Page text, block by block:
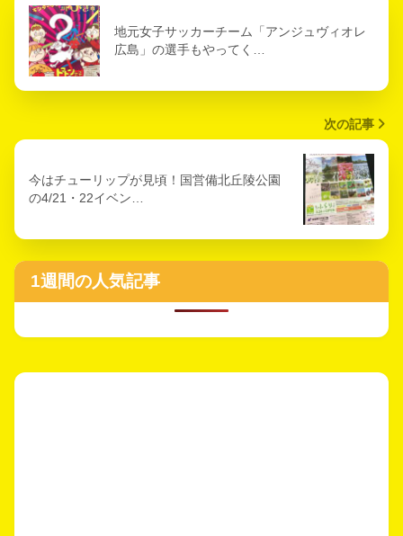
地元女子サッカーチーム「アンジュヴィオレ
広島」の選手もやってく…
次の記事
今はチューリップが見頃！国営備北丘陵公園
の4/21・22イベン…
1週間の人気記事